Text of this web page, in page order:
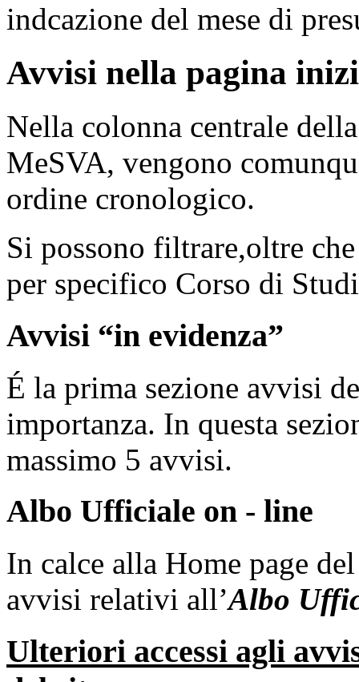
indcazione del mese di
Avvisi nella pagina
Nella colonna centrale
MeSVA, vengono
ordine cronologico.
Si possono filtrare,oltre
per specifico Corso di
Avvisi “in evidenza”
É la prima sezione avvisi
importanza. In questa
massimo 5 avvisi.
Albo Ufficiale on - line
In calce alla Home page
avvisi relativi all’Albo
Ulteriori accessi agli